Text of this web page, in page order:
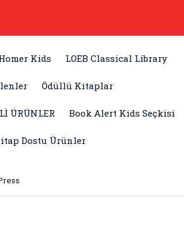
Kids LOEB Classical Library
Ödüllü Kitaplar
ÜRÜNLER Book Alert Kids Seçkisi
Dostu Ürünler